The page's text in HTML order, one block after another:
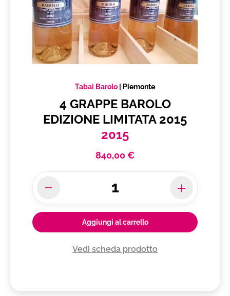
Tabai Barolo Piemonte
4 GRAPPE BAROLO
EDIZIONE LIMITATA 2015
2015
840,00 €
Aggiungi al carrello
Vedi scheda prodotto